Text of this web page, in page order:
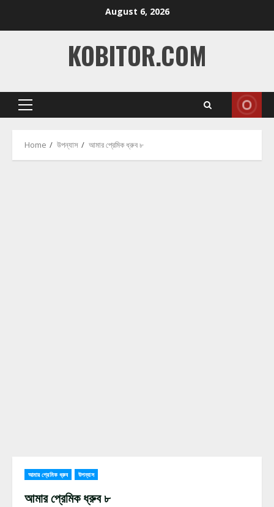
August 6, 2026
KOBITOR.COM
Primary
Home উপন্যাস আমার প্রেমিক ধ্রুব ৮
আমার প্রেমিক ধ্রুব উপন্যাস
আমার প্রেমিক ধ্রুব ৮